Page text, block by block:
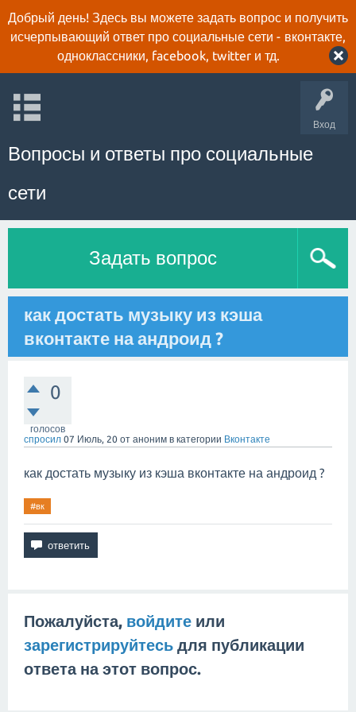
Добрый день! Здесь вы можете задать вопрос и получить
исчерпывающий ответ про социальные сети - вконтакте,
одноклассники, facebook, twitter и тд.
Вход
Вопросы и ответы про социальные
сети
Задать вопрос
как достать музыку из кэша
вконтакте на андроид ?
0
голосов
спросил 07 Июль, 20 от аноним в категории Вконтакте
как достать музыку из кэша вконтакте на андроид ?
#вк
Пожалуйста, войдите или
зарегистрируйтесь для публикации
ответа на этот вопрос.